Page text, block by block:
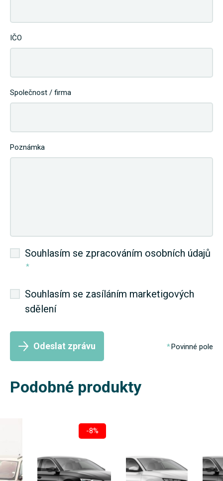
IČO
Společnost / firma
Poznámka
Souhlasím se zpracováním osobních údajů
*
Souhlasím se zasíláním marketigových
sdělení
Odeslat zprávu Povinné pole
Podobné produkty
-8%